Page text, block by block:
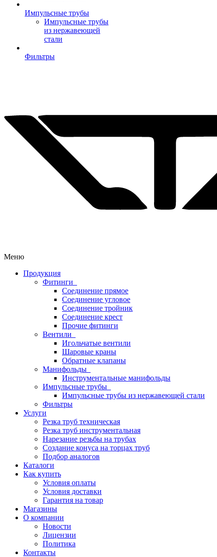
Импульсные трубы
Импульсные трубы
из нержавеющей
стали
Фильтры
Меню
Продукция
Фитинги
Соединение прямое
Соединение угловое
Соединение тройник
Соединение крест
Прочие фитинги
Вентили
Игольчатые вентили
Шаровые краны
Обратные клапаны
Манифольды
Инструментальные манифольды
Импульсные трубы
Импульсные трубы из нержавеющей стали
Фильтры
Услуги
Резка труб техническая
Резка труб инструментальная
Нарезание резьбы на трубах
Создание конуса на торцах труб
Подбор аналогов
Каталоги
Как купить
Условия оплаты
Условия доставки
Гарантия на товар
Магазины
О компании
Новости
Лицензии
Политика
Контакты